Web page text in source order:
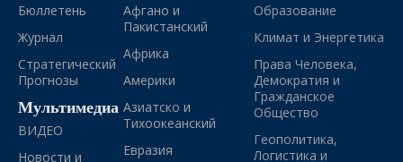
Бюллетень
Журнал
Стратегический
Прогнозы
Мультимедиа
ВИДЕО
Новости и
Афгано и
Пакистанский
Африка
Америки
Азиатско и
Тихоокеанский
Евразия
Образование
Климат и Энергетика
Права Человека,
Демократия и
Гражданское
Общество
Геополитика,
Логистика и